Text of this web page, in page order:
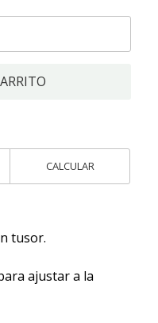
CALCULAR
tusor.
ajustar a la